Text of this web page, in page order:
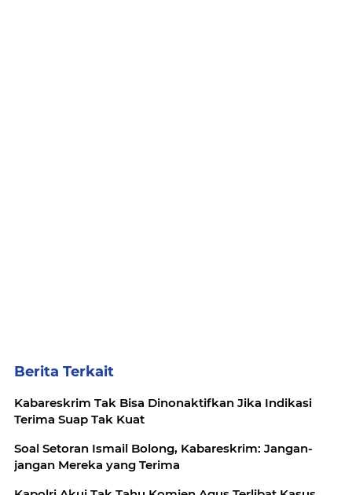
Berita Terkait
Kabareskrim Tak Bisa Dinonaktifkan Jika Indikasi
Terima Suap Tak Kuat
Soal Setoran Ismail Bolong, Kabareskrim: Jangan-
jangan Mereka yang Terima